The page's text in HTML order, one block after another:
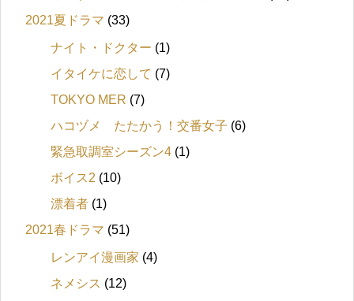
2021夏ドラマ (33)
ナイト・ドクター (1)
イタイケに恋して (7)
TOKYO MER (7)
ハコヅメ たたかう！交番女子 (6)
緊急取調室シーズン4 (1)
ボイス2 (10)
漂着者 (1)
2021春ドラマ (51)
レンアイ漫画家 (4)
ネメシス (12)